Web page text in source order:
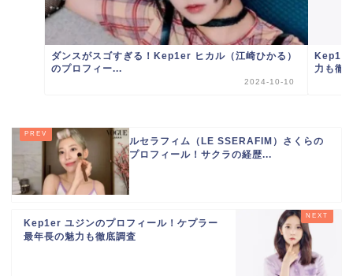
ダンスがスゴすぎる！Kep1er ヒカル（江崎ひかる）
のプロフィー...
2024-10-10
Kep1er
力も徹
ルセラフィム（LE SSERAFIM）さくらの
プロフィール！サクラの経歴...
Kep1er ユジンのプロフィール！ケプラー
最年長の魅力も徹底調査